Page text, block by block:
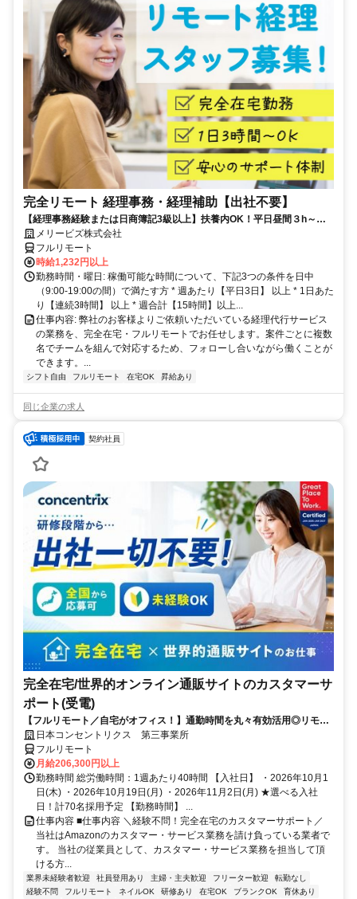
完全リモート 経理事務・経理補助【出社不要】
【経理事務経験または日商簿記3級以上】扶養内OK！平日昼間３h～。
完全在宅で育児・介護中の方も大歓迎♪
メリービズ株式会社
フルリモート
時給1,232円以上
勤務時間・曜日: 稼働可能な時間について、下記3つの条件を日中
（9:00-19:00の間）で満たす方 * 週あたり【平日3日】 以上 * 1日あた
り【連続3時間】 以上 * 週合計【15時間】以上...
仕事内容: 弊社のお客様よりご依頼いただいている経理代行サービス
の業務を、完全在宅・フルリモートでお任せします。案件ごとに複数
名でチームを組んで対応するため、フォローし合いながら働くことが
できます。...
シフト自由 フルリモート 在宅OK 昇給あり
同じ企業の求人
契約社員
完全在宅/世界的オンライン通販サイトのカスタマーサ
ポート(受電)
【フルリモート／自宅がオフィス！】通勤時間を丸々有効活用◎リモー
ト研修・フォロー充実で在宅でも安心★セールス要素一切なし！
日本コンセントリクス 第三事業所
フルリモート
月給206,300円以上
勤務時間 総労働時間：1週あたり40時間 【入社日】 ・2026年10月1
日(木) ・2026年10月19日(月) ・2026年11月2日(月) ★選べる入社
日！計70名採用予定 【勤務時間】 ...
仕事内容 ■仕事内容 ＼経験不問！完全在宅のカスタマーサポート／
当社はAmazonのカスタマー・サービス業務を請け負っている業者で
す。 当社の従業員として、カスタマー・サービス業務を担当して頂
ける方...
業界未経験者歓迎 社員登用あり 主婦・主夫歓迎 フリーター歓迎
転勤なし
経験不問
フルリモート ネイルOK 研修あり 在宅OK ブランクOK
育休あり